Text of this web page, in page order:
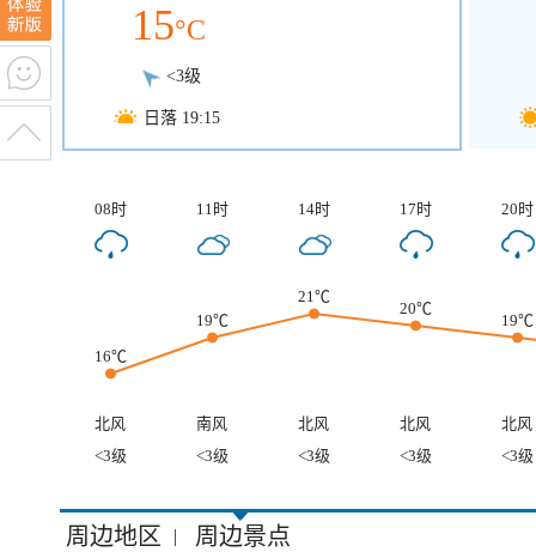
15°C
<3级
日落 19:15
08时 11时 14时 17时 20时
16℃
19℃
21℃
20℃
19℃
北风 南风 北风 北风
北风
<3级
<3级 <3级 <3级 <3级
周边地区 | 周边景点